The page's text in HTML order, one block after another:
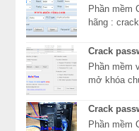
Phần mềm
hãng :
mật khẩu
Crack
Phần mềm
mở khóa
FX3SA,
Crack
Phần mềm